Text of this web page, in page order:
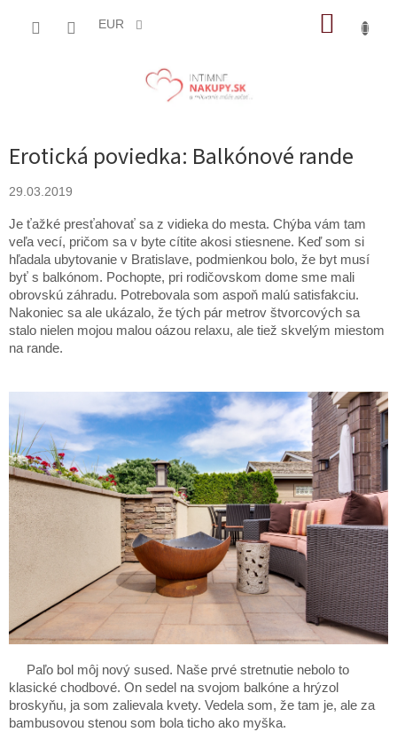
EUR
Erotická poviedka: Balkónové rande
29.03.2019
Je ťažké presťahovať sa z vidieka do mesta. Chýba vám tam
veľa vecí, pričom sa v byte cítite akosi stiesnene. Keď som si
hľadala ubytovanie v Bratislave, podmienkou bolo, že byt musí
byť s balkónom. Pochopte, pri rodičovskom dome sme mali
obrovskú záhradu. Potrebovala som aspoň malú satisfakciu.
Nakoniec sa ale ukázalo, že tých pár metrov štvorcových sa
stalo nielen mojou malou oázou relaxu, ale tiež skvelým miestom
na rande.
Paľo bol môj nový sused. Naše prvé stretnutie nebolo to
klasické chodbové. On sedel na svojom balkóne a hrýzol
broskyňu, ja som zalievala kvety. Vedela som, že tam je, ale za
bambusovou stenou som bola ticho ako myška.